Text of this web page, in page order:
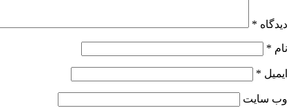
دیدگاه *
نام *
ایمیل *
وب‌ سایت